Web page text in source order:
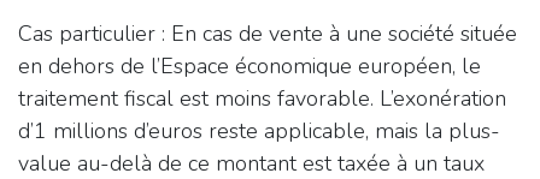
Cas particulier : En cas de vente à une société située
en dehors de l’Espace économique européen, le
traitement fiscal est moins favorable. L’exonération
d’1 millions d’euros reste applicable, mais la plus-
value au-delà de ce montant est taxée à un taux